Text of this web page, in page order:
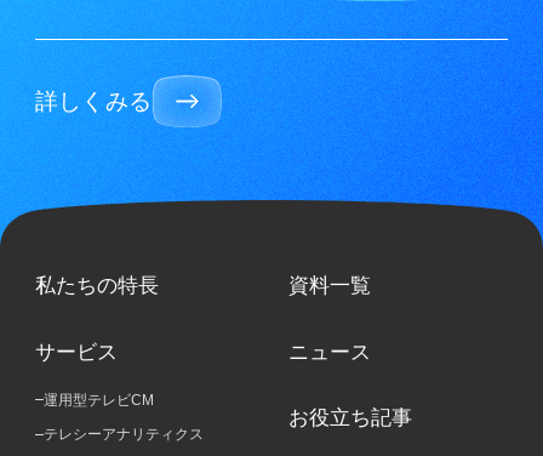
詳しくみる
私たちの特長
サービス
運用型テレビCM
テレシーアナリティクス
資料一覧
ニュース
お役立ち記事